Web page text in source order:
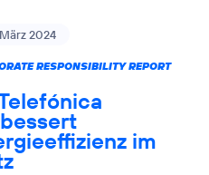
2024
RESPONSIBILITY REPORT
im